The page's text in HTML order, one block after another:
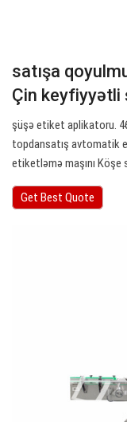
satışa
Çin keyfiyyətli
şüşə etiket aplikatoru.
topdansatış avtomatik
etiketləmə maşını
Get Best Quote